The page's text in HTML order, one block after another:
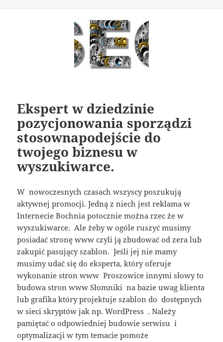
Ekspert w dziedzinie
pozycjonowania sporządzi
stosownapodejście do
twojego biznesu w
wyszukiwarce.
W nowoczesnych czasach wszyscy poszukują
aktywnej promocji. Jedną z niech jest reklama w
Internecie Bochnia potocznie można rzec że w
wyszukiwarce. Ale żeby w ogóle ruszyć musimy
posiadać stronę www czyli ją zbudować od zera lub
zakupić pasujący szablon. Jeśli jej nie mamy
musimy udać się do eksperta, który oferuje
wykonanie stron www Proszowice innymi słowy to
budowa stron www Słomniki na bazie uwag klienta
lub grafika który projektuje szablon do dostępnych
w sieci skryptów jak np. WordPress . Należy
pamiętać o odpowiedniej budowie serwisu i
optymalizacji w tym temacie pomoże